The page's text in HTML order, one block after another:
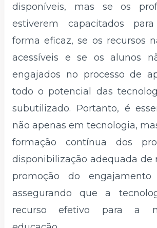
disponíveis, mas se os
estiverem capacitados
forma eficaz, se os recursos
acessíveis e se os alunos
engajados no processo de
todo o potencial das
subutilizado. Portanto, é
não apenas em tecnologia,
formação contínua dos
disponibilização adequada de
promoção do engajamento
assegurando que a
recurso efetivo para a